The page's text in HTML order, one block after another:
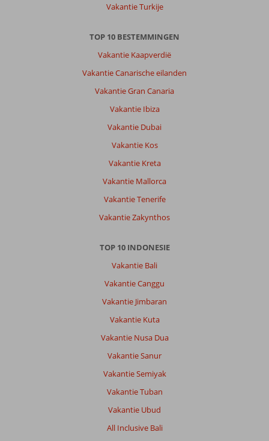
Vakantie Turkije
TOP 10 BESTEMMINGEN
Vakantie Kaapverdië
Vakantie Canarische eilanden
Vakantie Gran Canaria
Vakantie Ibiza
Vakantie Dubai
Vakantie Kos
Vakantie Kreta
Vakantie Mallorca
Vakantie Tenerife
Vakantie Zakynthos
TOP 10 INDONESIE
Vakantie Bali
Vakantie Canggu
Vakantie Jimbaran
Vakantie Kuta
Vakantie Nusa Dua
Vakantie Sanur
Vakantie Semiyak
Vakantie Tuban
Vakantie Ubud
All Inclusive Bali